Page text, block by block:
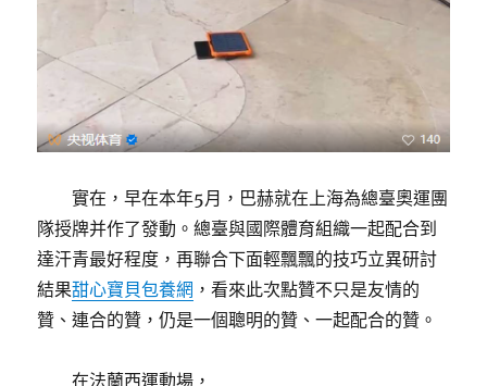
實在，早在本年5月，巴赫就在上海為總臺奧運團
隊授牌并作了發動。總臺與國際體育組織一起配合到
達汗青最好程度，再聯合下面輕飄飄的技巧立異研討
結果甜心寶貝包養網 ，看來此次點贊不只是友情的
贊、連合的贊，仍是一個聰明的贊、一起配合的贊。
在法蘭西運動場，